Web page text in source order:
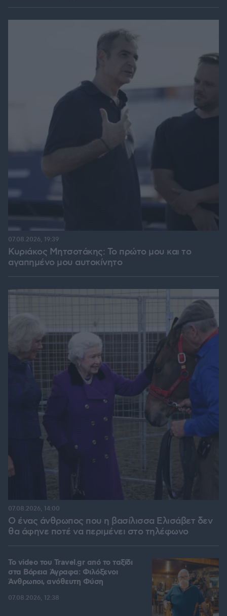
Κυριάκος Μητσοτάκης: Το πρώτο μου και το
αγαπημένο μου αυτοκίνητο
07.08.2026, 19:39
Ο ένας άνθρωπος που η βασίλισσα Ελισάβετ δεν
θα άφηνε ποτέ να περιμένει στο τηλέφωνο
07.08.2026, 14:00
To video του Travel.gr από το ταξίδι
στα Βόρεια Άγραφα: Φιλόξενοι
Άνθρωποι, ανόθευτη Φύση
07.08.2026, 12:38